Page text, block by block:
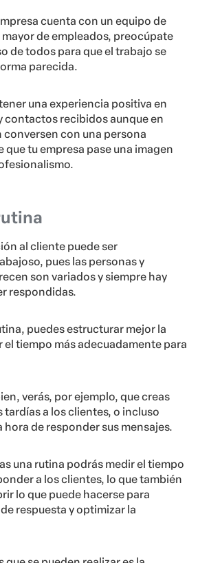
cuenta con un equipo de
de empleados, preocúpate
de todos para que el trabajo se
parecida.
una experiencia positiva en
contactos recibidos aunque en
con una persona
tu empresa pase una imagen
al cliente puede ser
pues las personas y
son variados y siempre hay
respondidas.
puedes estructurar mejor la
tiempo más adecuadamente para
verás, por ejemplo, que creas
tardías a los clientes, o incluso
hora de responder sus mensajes.
una rutina podrás medir el tiempo
a los clientes, lo que también
lo que puede hacerse para
respuesta y optimizar la